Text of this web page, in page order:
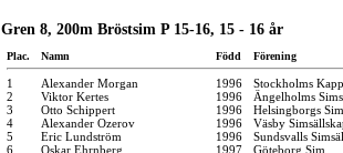
Gren 8, 200m Bröstsim P 15-16, 15 - 16 år
Plac. Namn Född Förening
1 Alexander Morgan 1996
Stockholms
2
Viktor Kertes 1996
Ängelholms
3
Otto Schippert 1996
Helsingborgs
4
Alexander Ozerov 1996
Väsby
5
Eric Lundström 1996
Sundsvalls
6
Oskar Ehrnberg 1997
Göteborg Sim